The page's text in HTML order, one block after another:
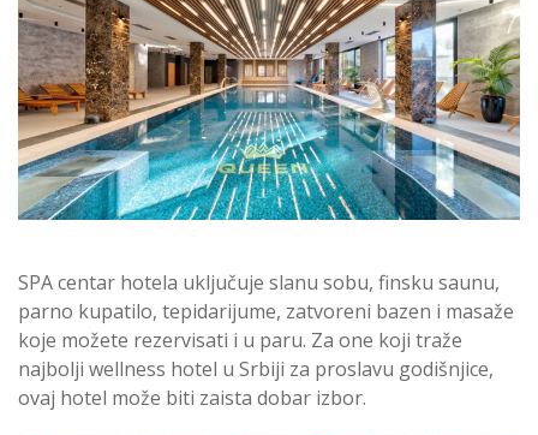
SPA centar hotela uključuje slanu sobu, finsku saunu,
parno kupatilo, tepidarijume, zatvoreni bazen i masaže
koje možete rezervisati i u paru. Za one koji traže
najbolji wellness hotel u Srbiji za proslavu godišnjice,
ovaj hotel može biti zaista dobar izbor.